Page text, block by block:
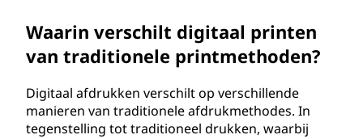
Waarin verschilt digitaal printen
van traditionele printmethoden?
Digitaal afdrukken verschilt op verschillende
manieren van traditionele afdrukmethodes. In
tegenstelling tot traditioneel drukken, waarbij